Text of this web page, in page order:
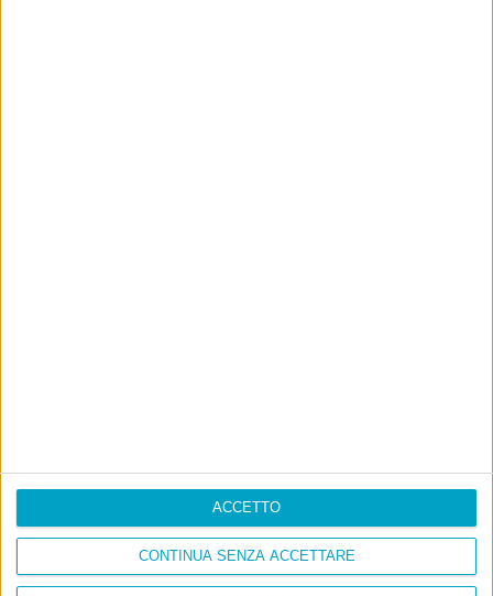
CONTINUA SENZA ACCETTARE
ACCETTO